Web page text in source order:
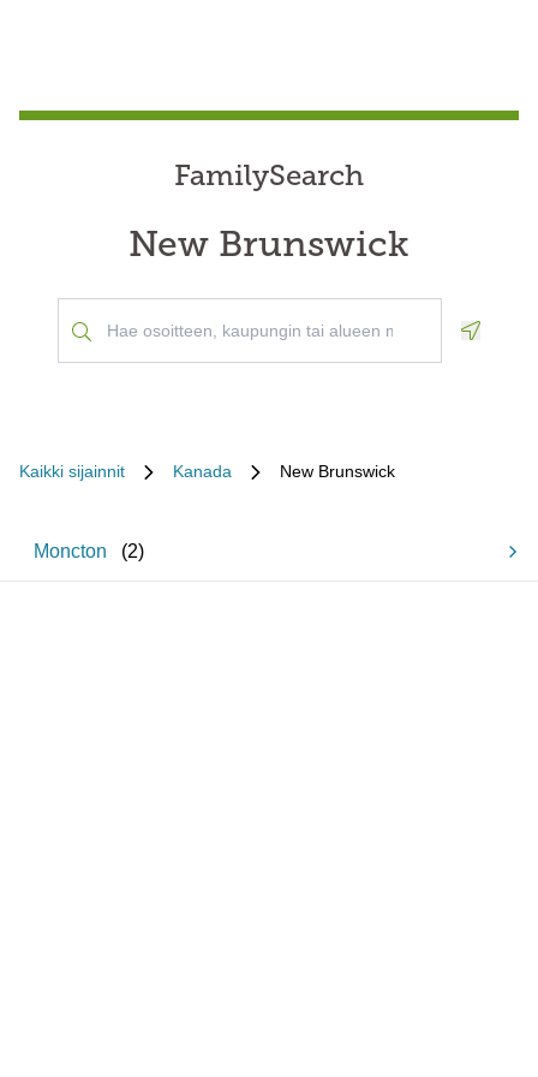
FamilySearch
New Brunswick
Kaikki sijainnit Kanada New Brunswick
Moncton (2)